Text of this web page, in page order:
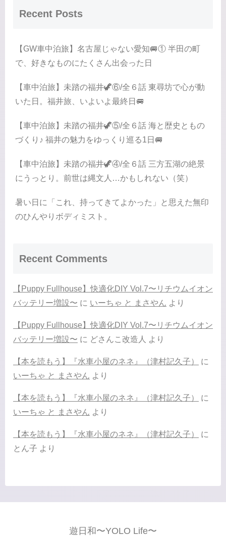
Recent Posts
【GW車中泊旅】名古屋じゃない愛知🚐① 半田の町
で、好きなものにたくさん出会った日
【車中泊旅】未踏の福井🦖⑥/全６話 東尋坊で心が動
いた日。福井旅、いよいよ最終日🚐
【車中泊旅】未踏の福井🦖⑤/全６話 海と歴史ともの
づくり♪ 福井の魅力をゆっくり巡る1日🚐
【車中泊旅】未踏の福井🦖④/全６話 三方五湖の絶景
にうっとり。前世は縄文人…かもしれない（笑）
暑い日に「これ、持ってきてよかった」と思えた無印
のひんやりボディミスト。
Recent Comments
【Puppy Fullhouse】快適化DIY Vol.7〜リチウムイオン
バッテリー増設〜 に いーちゃ と まさやん より
【Puppy Fullhouse】快適化DIY Vol.7〜リチウムイオン
バッテリー増設〜 に どさんこ改造人 より
【本を読もう】『水車小屋のネネ』（津村記久子）
に
いーちゃ と まさやん より
【本を読もう】『水車小屋のネネ』（津村記久子）
に
いーちゃ と まさやん より
【本を読もう】『水車小屋のネネ』（津村記久子）
に
とん子 より
遊日和〜YOLO Life〜